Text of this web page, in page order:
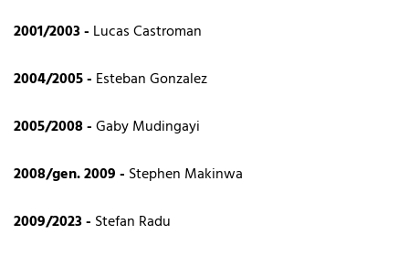
2001/2003 - Lucas Castroman
2004/2005 - Esteban Gonzalez
2005/2008 -Gaby Mudingayi
2008/gen. 2009 - Stephen Makinwa
2009/2023 - Stefan Radu